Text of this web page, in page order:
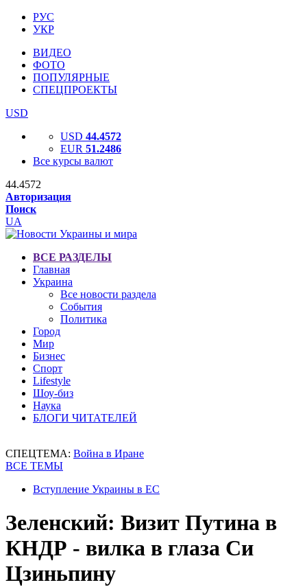
РУС
УКР
ВИДЕО
ФОТО
ПОПУЛЯРНЫЕ
СПЕЦПРОЕКТЫ
USD
USD 44.4572
EUR 51.2486
Все курсы валют
44.4572
Авторизация
Поиск
UA
ВСЕ РАЗДЕЛЫ
Главная
Украина
Все новости раздела
События
Политика
Город
Мир
Бизнес
Спорт
Lifestyle
Шоу-биз
Наука
БЛОГИ ЧИТАТЕЛЕЙ
СПЕЦТЕМА: Война в Иране
ВСЕ ТЕМЫ
Вступление Украины в ЕС
Зеленский: Визит Путина в
КНДР - вилка в глаза Си
Цзиньпину